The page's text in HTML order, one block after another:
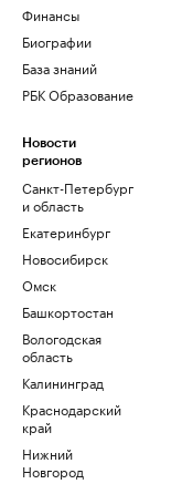
Финансы
Биографии
База знаний
РБК Образование
Новости
регионов
Санкт-Петербург
и область
Екатеринбург
Новосибирск
Омск
Башкортостан
Вологодская
область
Калининград
Краснодарский
край
Нижний
Новгород